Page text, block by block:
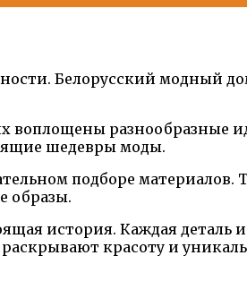
Белорусский модный
воплощены разнообразные
шедевры моды.
подборе материалов.
образы.
история. Каждая деталь
красоту и